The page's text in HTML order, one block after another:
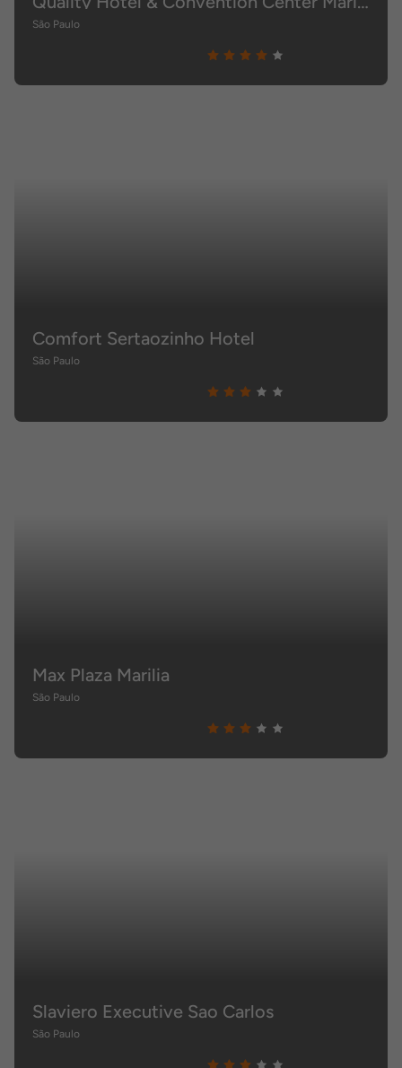
São Paulo
Comfort Sertaozinho Hotel
São Paulo
Max Plaza Marilia
São Paulo
Slaviero Executive Sao Carlos
São Paulo